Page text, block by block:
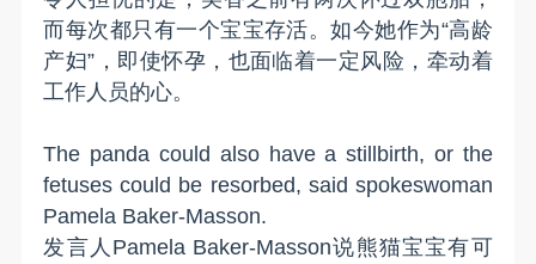
而每次都只有一个宝宝存活。如今她作为“高龄
产妇”，即使怀孕，也面临着一定风险，牵动着
工作人员的心。
The panda could also have a stillbirth, or the
fetuses could be resorbed, said spokeswoman
Pamela Baker-Masson.
发言人Pamela Baker-Masson说熊猫宝宝有可